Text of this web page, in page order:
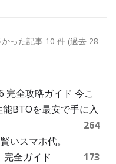
かった記事 10 件 (過去 28
完全攻略ガイド 今こ
BTOを最安で手に入
264
いスマホ代。
完全ガイド
173